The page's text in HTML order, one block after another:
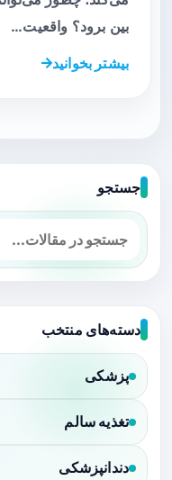
بین برود؟ واقعیت…
بیشتر بخوانید
جستجو
دسته‌های منتخب
پزشکی
تغذیه سالم
دندانپزشکی